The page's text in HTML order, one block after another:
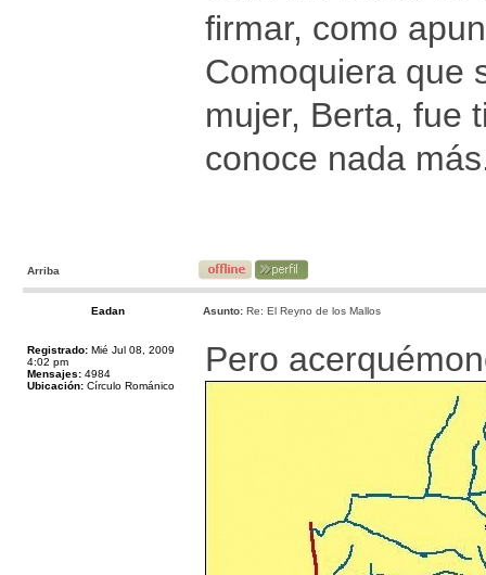
firmar, como
Comoquiera que
mujer, Berta, fue
conoce nada
Arriba
Eadan Asunto: Re: El Reyno de los Mallos
Registrado: Mié Jul 08, 2009
4:02 pm
Mensajes: 4984
Ubicación: Círculo Románico
Pero